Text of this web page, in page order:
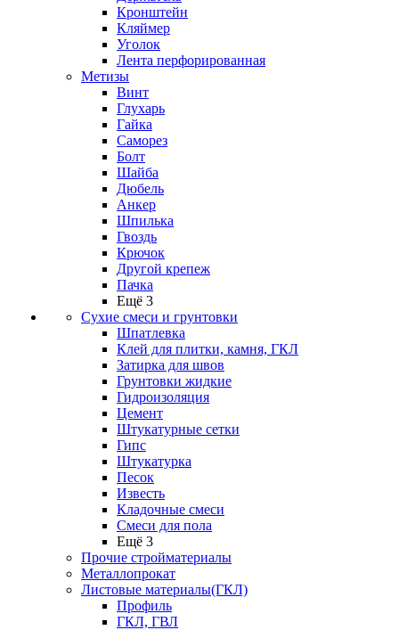
Кронштейн
Кляймер
Уголок
Лента перфорированная
Метизы
Винт
Глухарь
Гайка
Саморез
Болт
Шайба
Дюбель
Анкер
Шпилька
Гвоздь
Крючок
Другой крепеж
Пачка
Ещё 3
Сухие смеси и грунтовки
Шпатлевка
Клей для плитки, камня, ГКЛ
Затирка для швов
Грунтовки жидкие
Гидроизоляция
Цемент
Штукатурные сетки
Гипс
Штукатурка
Песок
Известь
Кладочные смеси
Смеси для пола
Ещё 3
Прочие стройматериалы
Металлопрокат
Листовые материалы(ГКЛ)
Профиль
ГКЛ, ГВЛ